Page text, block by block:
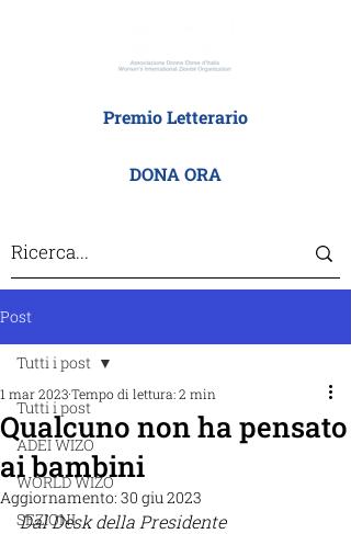
Premio Letterario
DONA ORA
Post
Tutti i post
ADEI WIZO
WORLD WIZO
SEZIONI
Tutti i post
Qualcuno non ha pensato
ai bambini
1 mar 2023Tempo di lettura: 2 min
Aggiornamento: 30 giu 2023
Dal Desk della Presidente